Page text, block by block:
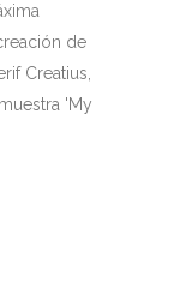
de
Creatius,
'My